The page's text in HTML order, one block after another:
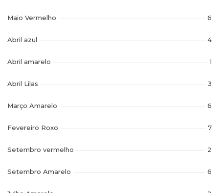
Maio Vermelho 6
Abril azul 4
Abril amarelo 1
Abril Lilas 3
Março Amarelo 6
Fevereiro Roxo 7
Setembro vermelho 2
Setembro Amarelo 6